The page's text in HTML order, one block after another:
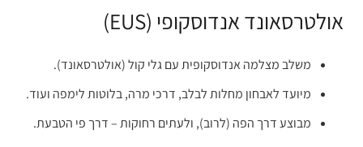
אולטרסאונד אנדוסקופי (EUS)
משלב מצלמה אנדוסקופית עם גלי קול (אולטרסאונד).
מיועד לאבחון מחלות לבלב, דרכי מרה, בלוטות לימפה ועוד.
מבוצע דרך הפה (לרוב), ולעתים רחוקות – דרך פי הטבעת.